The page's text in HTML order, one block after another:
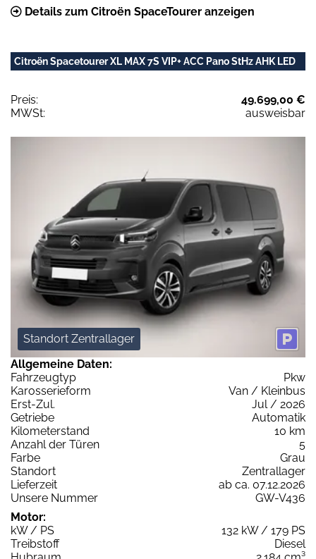
Details zum Citroën SpaceTourer anzeigen
Citroën Spacetourer XL MAX 7S VIP+ ACC Pano StHz AHK LED
Preis:
49.699,00 €
MWSt:
ausweisbar
Standort Zentrallager
Allgemeine Daten:
Fahrzeugtyp
Pkw
Karosserieform
Van / Kleinbus
Erst-Zul.
Jul / 2026
Getriebe
Automatik
Kilometerstand
10 km
Anzahl der Türen
5
Farbe
Grau
Standort
Zentrallager
Lieferzeit
ab ca. 07.12.2026
Unsere Nummer
GW-V436
Motor:
kW / PS
132 kW / 179 PS
Treibstoff
Diesel